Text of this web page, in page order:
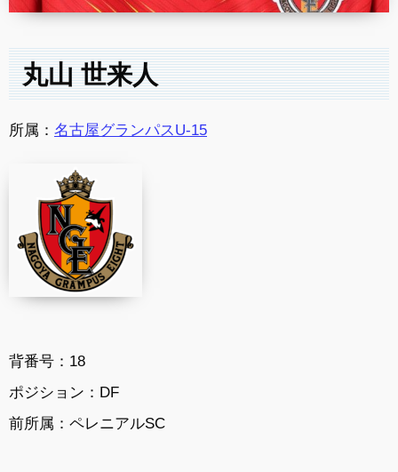
丸山 世来人
所属： 名古屋グランパスU-15
背番号：18
ポジション：DF
前所属：ペレニアルSC